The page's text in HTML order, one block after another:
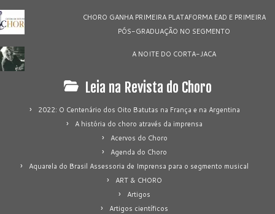
CHORO GANHA PRIMEIRA PLATAFORMA EAD E PRIMEIRA
PÓS-GRADUAÇÃO NO SEGMENTO
A NOITE DO CORTA-JACA
Leia na Revista do Choro
2022: O Centenário dos Oito Batutas na França e na Argentina
A história do choro através da imprensa
Acervos do Choro
Agenda do Choro
Aquarela do Brasil Assessoria de Imprensa para o segmento musical
ART & CHORO
Artigos
Artigos científicos